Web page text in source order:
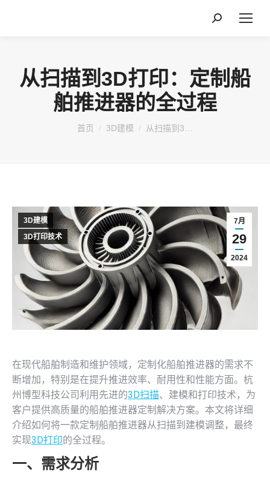
搜
从扫描到3D打印：定制船
舶推进器的全过程
您在这里：
首页 3D建模 从扫描到3…
7月
29
2024
3D建模
3D打印技术
在现代船舶制造和维护领域，定制化船舶推进器的需求不
断增加，特别是在提升推进效率、耐用性和性能方面。杭
州博型科技公司利用先进的3D扫描、建模和打印技术，为
客户提供高质量的船舶推进器定制解决方案。本文将详细
介绍如何将一款定制船舶推进器从扫描到建模调整，最终
实现3D打印的全过程。
一、需求分析